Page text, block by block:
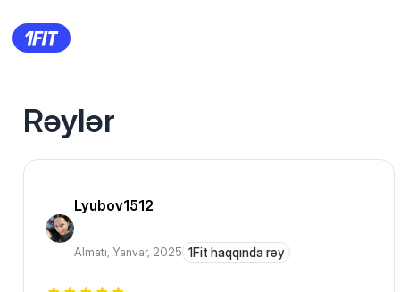
Rəylər
Lyubov1512
Almatı, Yanvar, 2025 1Fit haqqında rəy